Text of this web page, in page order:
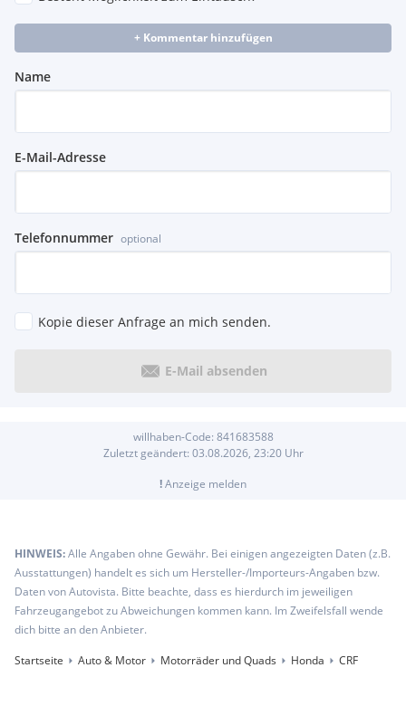
+ Kommentar hinzufügen
Name
E-Mail-Adresse
Telefonnummer optional
Kopie dieser Anfrage an mich senden.
E-Mail absenden
willhaben-Code: 841683588
Zuletzt geändert: 03.08.2026, 23:20Uhr
!Anzeige melden
HINWEIS:Alle Angaben ohne Gewähr. Bei einigen angezeigten Daten (z.B.
Ausstattungen) handelt es sich um Hersteller-/Importeurs-Angaben bzw.
Daten von Autovista. Bitte beachte, dass es hierdurch im jeweiligen
Fahrzeugangebot zu Abweichungen kommen kann. Im Zweifelsfall wende
dich bitte an den Anbieter.
Startseite
Auto & Motor Motorräder und Quads Honda CRF